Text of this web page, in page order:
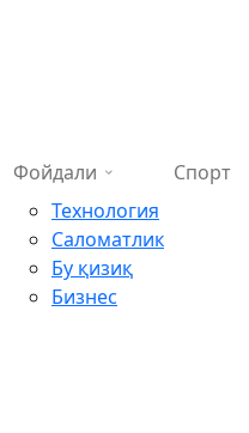
Фойдали
Технология
Саломатлик
Бу қизиқ
Бизнес
Спорт